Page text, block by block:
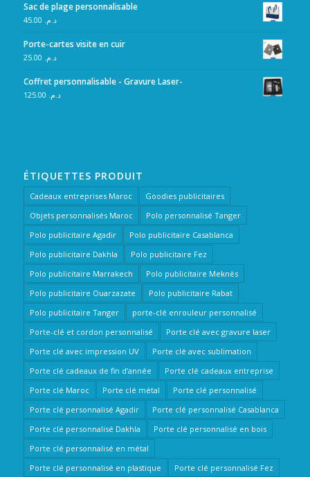
Sac de plage personnalisable
د.م.
Porte-cartes visite en cuir
د.م.
Coffret personnalisable - Gravure Laser-
د.م.
ÉTIQUETTES PRODUIT
Cadeaux entreprises Maroc
Goodies publicitaires
Objets personnalisés Maroc
Polo personnalisé Tanger
Polo publicitaire Agadir
Polo publicitaire Casablanca
Polo publicitaire Dakhla
Polo publicitaire Fez
Polo publicitaire Marrakech
Polo publicitaire Meknès
Polo publicitaire Ouarzazate
Polo publicitaire Rabat
Polo publicitaire Tanger
porte-clé enrouleur personnalisé
Porte-clé et cordon personnalisé
Porte clé avec gravure laser
Porte clé avec impression UV
Porte clé avec sublimation
Porte clé cadeaux de fin d’année
Porte clé cadeaux entreprise
Porte clé Maroc
Porte clé métal
Porte clé personnalisé
Porte clé personnalisé Agadir
Porte clé personnalisé Casablanca
Porte clé personnalisé Dakhla
Porte clé personnalisé en bois
Porte clé personnalisé en métal
Porte clé personnalisé en plastique
Porte clé personnalisé Fez